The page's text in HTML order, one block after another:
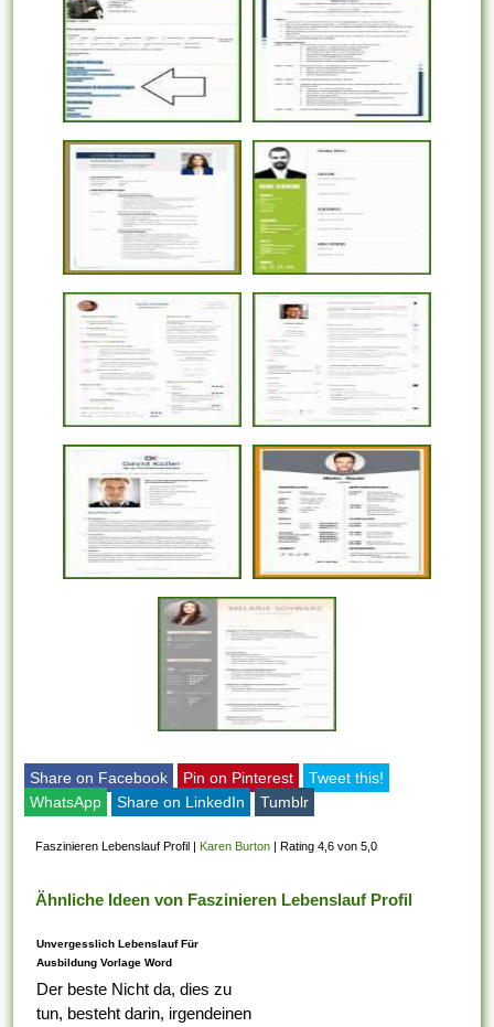
Share on Facebook Pin on Pinterest
Tweet this!
WhatsApp
Share on LinkedIn Tumblr
Faszinieren Lebenslauf Profil Karen Burton Rating 4,6 von 5,0
Ähnliche Ideen von Faszinieren Lebenslauf Profil
Unvergesslich Lebenslauf Für
Ausbildung Vorlage Word
Der beste Nicht da, dies zu
tun, besteht darin, irgendeinen